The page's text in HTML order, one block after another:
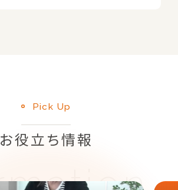
Pick Up
お役立ち情報